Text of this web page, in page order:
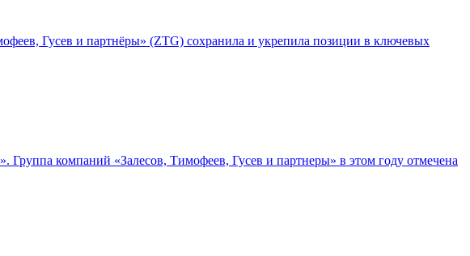
Гусев и партнёры» (ZTG) сохранила и укрепила позиции в ключевых
компаний «Залесов, Тимофеев, Гусев и партнеры» в этом году отмечена